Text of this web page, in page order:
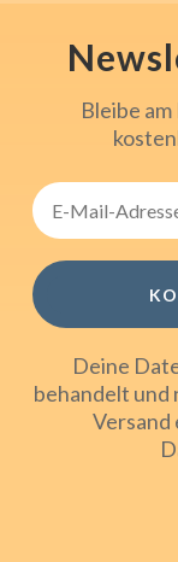
Bleibe
Deine
behandelt